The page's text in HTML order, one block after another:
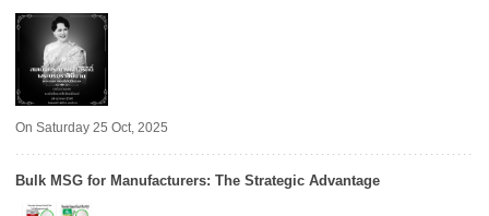
On Saturday 25 Oct, 2025
Bulk MSG for Manufacturers: The Strategic Advantage